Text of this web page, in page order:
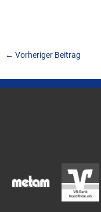
← Vorheriger Beitrag